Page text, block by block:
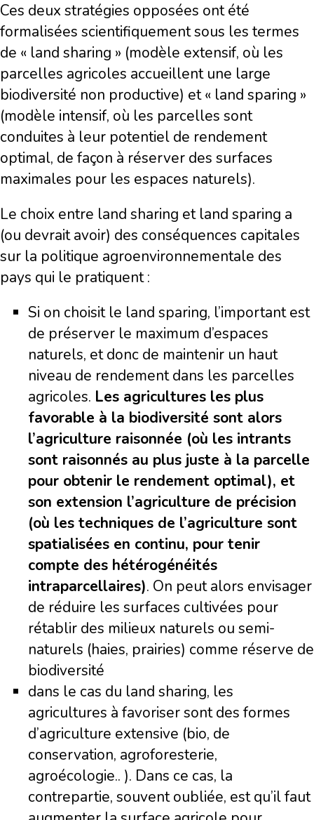
Ces deux stratégies opposées ont été
formalisées scientifiquement sous les termes
de « land sharing » (modèle extensif, où les
parcelles agricoles accueillent une large
biodiversité non productive) et « land sparing »
(modèle intensif, où les parcelles sont
conduites à leur potentiel de rendement
optimal, de façon à réserver des surfaces
maximales pour les espaces naturels).
Le choix entre land sharing et land sparing a
(ou devrait avoir) des conséquences capitales
sur la politique agroenvironnementale des
pays qui le pratiquent :
Si on choisit le land sparing, l’important est
de préserver le maximum d’espaces
naturels, et donc de maintenir un haut
niveau de rendement dans les parcelles
agricoles. Les agricultures les plus
favorable à la biodiversité sont alors
l’agriculture raisonnée (où les intrants
sont raisonnés au plus juste à la parcelle
pour obtenir le rendement optimal), et
son extension l’agriculture de précision
(où les techniques de l’agriculture sont
spatialisées en continu, pour tenir
compte des hétérogénéités
intraparcellaires). On peut alors envisager
de réduire les surfaces cultivées pour
rétablir des milieux naturels ou semi-
naturels (haies, prairies) comme réserve de
biodiversité
dans le cas du land sharing, les
agricultures à favoriser sont des formes
d’agriculture extensive (bio, de
conservation, agroforesterie,
agroécologie.. ). Dans ce cas, la
contrepartie, souvent oubliée, est qu’il faut